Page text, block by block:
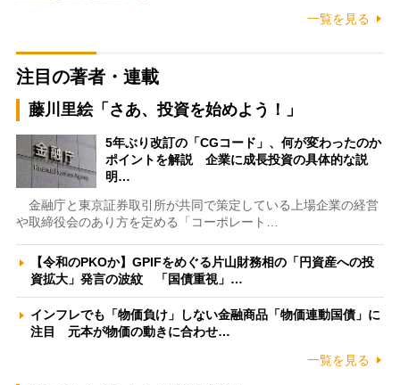
一覧を見る
注目の著者・連載
藤川里絵「さあ、投資を始めよう！」
5年ぶり改訂の「CGコード」、何が変わったのか
ポイントを解説 企業に成長投資の具体的な説
明…
金融庁と東京証券取引所が共同で策定している上場企業の経営
や取締役会のあり方を定める「コーポレート…
【令和のPKOか】GPIFをめぐる片山財務相の「円資産への投
資拡大」発言の波紋 「国債重視」…
インフレでも「物価負け」しない金融商品「物価連動国債」に
注目 元本が物価の動きに合わせ…
一覧を見る